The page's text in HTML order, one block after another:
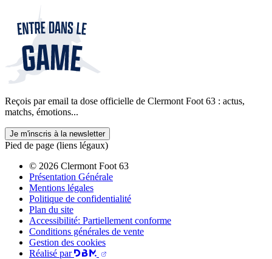
Reçois par email ta dose officielle de Clermont Foot 63 : actus,
matchs, émotions...
Je m'inscris à la newsletter
Pied de page (liens légaux)
© 2026 Clermont Foot 63
Présentation Générale
Mentions légales
Politique de confidentialité
Plan du site
Accessibilité: Partiellement conforme
Conditions générales de vente
Gestion des cookies
Réalisé par